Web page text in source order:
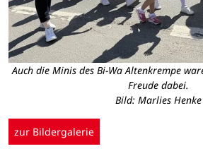
Auch die Minis des Bi-Wa Altenkrempe
Freude dabei.
Bild: Marlies Henke
zur Bildergalerie